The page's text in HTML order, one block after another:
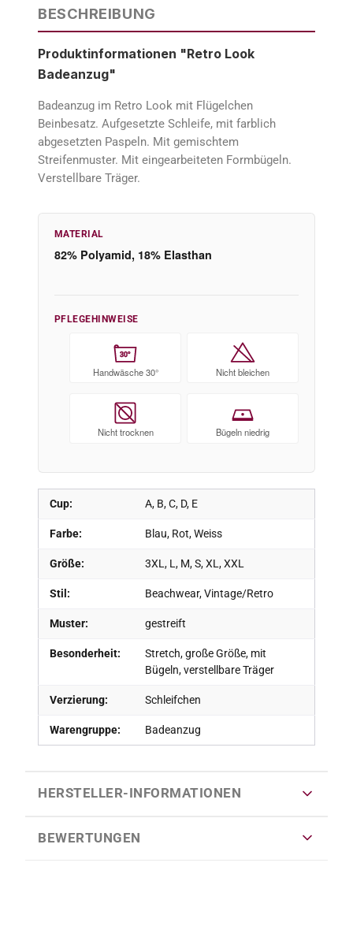
BESCHREIBUNG
Produktinformationen "Retro Look
Badeanzug"
Badeanzug im Retro Look mit Flügelchen
Beinbesatz. Aufgesetzte Schleife, mit farblich
abgesetzten Paspeln. Mit gemischtem
Streifenmuster. Mit eingearbeiteten Formbügeln.
Verstellbare Träger.
Cup: A, B, C, D, E
Farbe: Blau, Rot, Weiss
Größe: 3XL, L, M, S, XL, XXL
Stil: Beachwear, Vintage/Retro
Muster: gestreift
Besonderheit:
Stretch, große Größe, mit
Bügeln, verstellbare Träger
Verzierung: Schleifchen
Warengruppe: Badeanzug
MATERIAL
82% Polyamid, 18% Elasthan
PFLEGEHINWEISE
30°
Handwäsche 30° Nicht bleichen
Nicht trocknen Bügeln niedrig
HERSTELLER-INFORMATIONEN
BEWERTUNGEN